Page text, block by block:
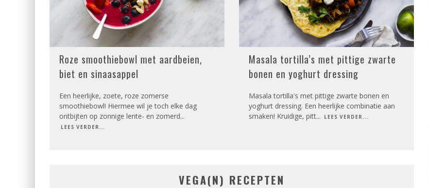
Roze smoothiebowl met aardbeien,
biet en sinaasappel
Een heerlijke, zoete, roze zomerse
smoothiebowl! Hiermee wil je toch elke dag
ontbijten op zonnige lente- en zomerd...
LEES VERDER...
Masala tortilla’s met pittige zwarte
bonen en yoghurt dressing
Masala tortilla's met pittige zwarte bonen en
yoghurt dressing. Een heerlijke combinatie aan
smaken! Kruidige, pitt... LEES VERDER...
VEGA(N) RECEPTEN